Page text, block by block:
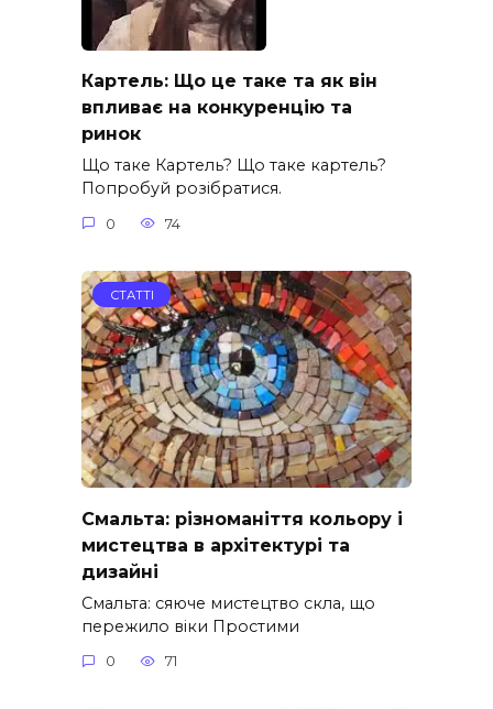
Картель: Що це таке та як він
впливає на конкуренцію та
ринок
Що таке Картель? Що таке картель?
Попробуй розібратися.
0 74
СТАТТІ
Смальта: різноманіття кольору і
мистецтва в архітектурі та
дизайні
Смальта: сяюче мистецтво скла, що
пережило віки Простими
0 71